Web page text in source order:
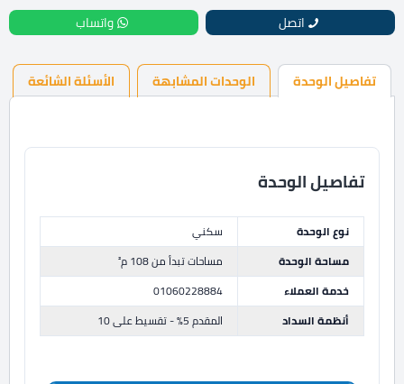
اتصل واتساب
تفاصيل الوحدة الوحدات المشابهة الأسئلة الشائعة
تفاصيل الوحدة
نوع الوحدة
سكني
مساحة الوحدة
مساحات تبدأ من 108 م²
خدمة العملاء
01060228884
أنظمة السداد
المقدم 5% - تقسيط على 10